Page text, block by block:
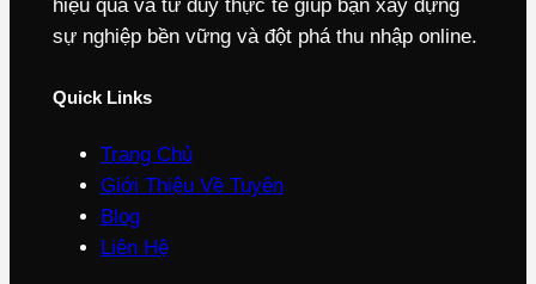
hiệu quả và tư duy thực tế giúp bạn xây dựng
sự nghiệp bền vững và đột phá thu nhập online.
Quick Links
Trang Chủ
Giới Thiệu Về Tuyên
Blog
Liên Hệ